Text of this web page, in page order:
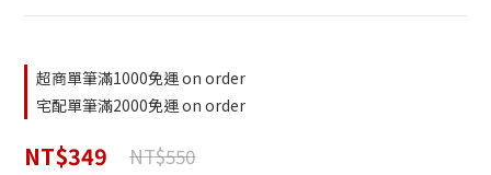
超商單筆滿1000免運 on order
宅配單筆滿2000免運 on order
NT$349 NT$550